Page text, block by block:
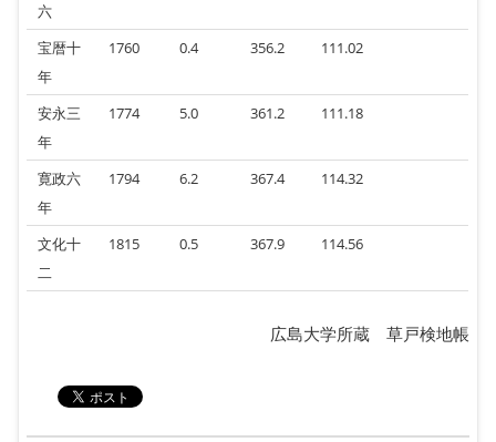
六
宝暦十
年
1760 0.4 356.2 111.02
安永三
年
1774 5.0 361.2 111.18
寛政六
年
1794 6.2 367.4 114.32
文化十
二
1815 0.5 367.9 114.56
広島大学所蔵 草戸検地帳